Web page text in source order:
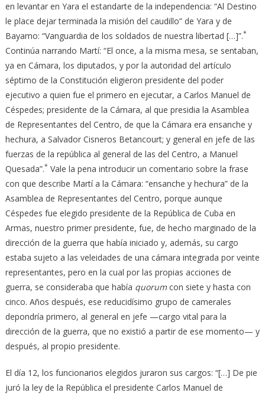
en levantar en Yara el estandarte de la independencia: “Al Destino
le place dejar terminada la misión del caudillo” de Yara y de
Bayamo: “Vanguardia de los soldados de nuestra libertad […]”.*
Continúa narrando Martí: “El once, a la misma mesa, se sentaban,
ya en Cámara, los diputados, y por la autoridad del artículo
séptimo de la Constitución eligieron presidente del poder
ejecutivo a quien fue el primero en ejecutar, a Carlos Manuel de
Céspedes; presidente de la Cámara, al que presidia la Asamblea
de Representantes del Centro, de que la Cámara era ensanche y
hechura, a Salvador Cisneros Betancourt; y general en jefe de las
fuerzas de la república al general de las del Centro, a Manuel
Quesada”.*Vale la pena introducir un comentario sobre la frase
con que describe Martí a la Cámara: “ensanche y hechura” de la
Asamblea de Representantes del Centro, porque aunque
Céspedes fue elegido presidente de la República de Cuba en
Armas, nuestro primer presidente, fue, de hecho marginado de la
dirección de la guerra que había iniciado y, además, su cargo
estaba sujeto a las veleidades de una cámara integrada por veinte
representantes, pero en la cual por las propias acciones de
guerra, se consideraba que había quorumcon siete y hasta con
cinco. Años después, ese reducidísimo grupo de camerales
depondría primero, al general en jefe —cargo vital para la
dirección de la guerra, que no existió a partir de ese momento— y
después, al propio presidente.
El día 12, los funcionarios elegidos juraron sus cargos: “[…] De pie
juró la ley de la República el presidente Carlos Manuel de